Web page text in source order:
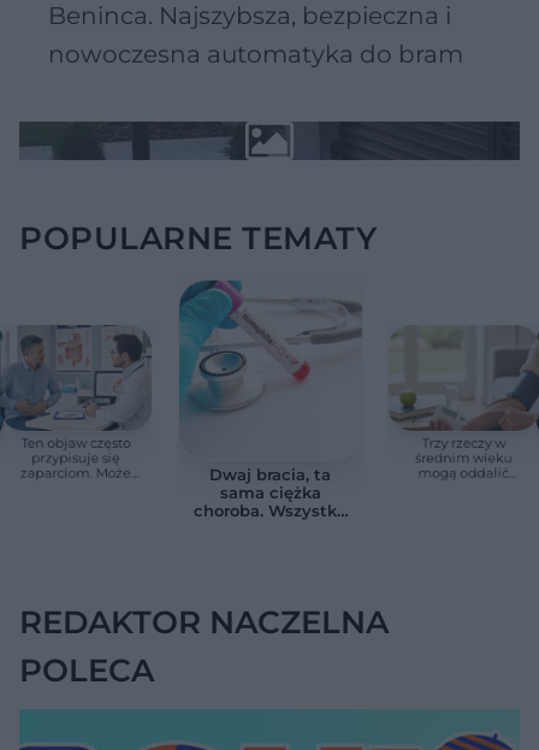
Beninca. Najszybsza, bezpieczna i
nowoczesna automatyka do bram
POPULARNE TEMATY
Ten objaw często
przypisuje się
zaparciom. Może
Dwaj bracia, ta
sama ciężka
choroba. Wszystko
Trzy rzeczy w
średnim wieku
mogą oddalić
REDAKTOR NACZELNA
POLECA